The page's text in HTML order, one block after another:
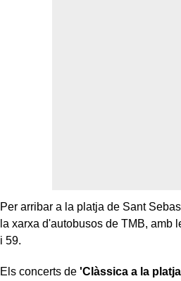
Per arribar a la platja de Sant
la xarxa d'autobusos de TMB, amb
i 59.
Els concerts de 'Clàssica a la